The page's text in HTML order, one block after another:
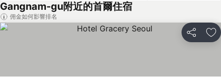
Gangnam-gu附近的首爾住宿
佣金如何影響排名
分享 放